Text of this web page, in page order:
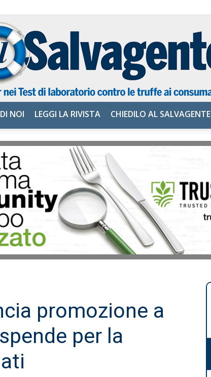
Salvagente
NOI LEGGI LA RIVISTA CHIEDILO AL SALVAGENTE
promozione a
per la